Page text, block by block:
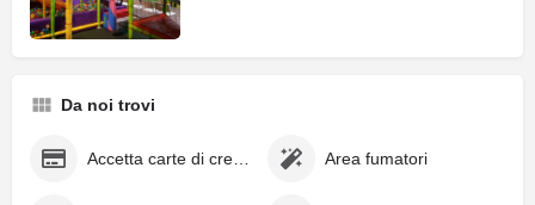
Da noi trovi
Accetta carte di credito Area fumatori